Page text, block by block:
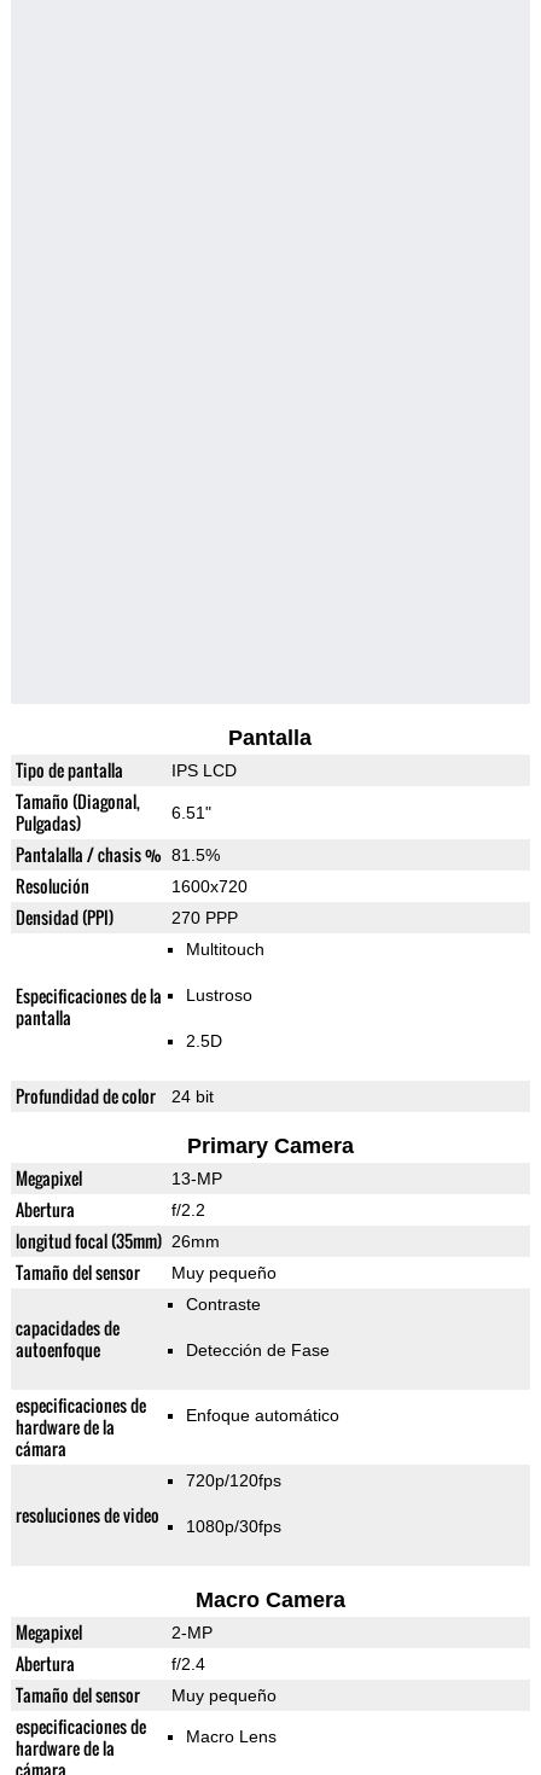
Pantalla
Tipo de pantalla IPS LCD
Tamaño (Diagonal,
Pulgadas)
6.51"
Pantalalla / chasis % 81.5%
Resolución 1600x720
Densidad (PPI) 270 PPP
Especificaciones de la
pantalla
Multitouch
Lustroso
2.5D
Profundidad de color 24 bit
Primary Camera
Megapixel 13-MP
Abertura f/2.2
longitud focal (35mm) 26mm
Tamaño del sensor Muy pequeño
capacidades de
autoenfoque
Contraste
Detección de Fase
especificaciones de
hardware de la
cámara
Enfoque automático
resoluciones de video
720p/120fps
1080p/30fps
Macro Camera
Megapixel 2-MP
Abertura f/2.4
Tamaño del sensor Muy pequeño
especificaciones de
hardware de la
cámara
Macro Lens